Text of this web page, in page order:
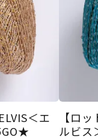
＜エ
【ロ
ルビ